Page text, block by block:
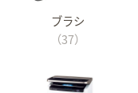
ブラシ
（37）